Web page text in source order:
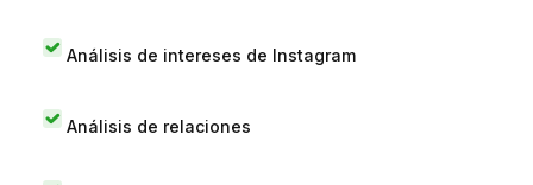
Análisis de intereses de Instagram
Análisis de relaciones